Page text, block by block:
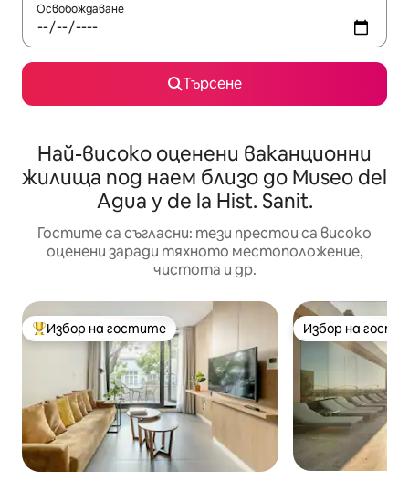
Освобождаване
Търсене
Най-високо оценени ваканционни
жилища под наем близо до Museo del
Agua y de la Hist. Sanit.
Гостите са съгласни: тези престои са високо
оценени заради тяхното местоположение,
чистота и др.
Най-популярен избор на гостите
Избор на гостите Избор на
Избор на